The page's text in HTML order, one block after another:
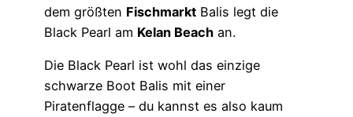
dem größten Fischmarkt Balis legt die
Black Pearl am Kelan Beach an.
Die Black Pearl ist wohl das einzige
schwarze Boot Balis mit einer
Piratenflagge – du kannst es also kaum